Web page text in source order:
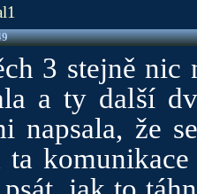
3 stejně nic
a ty další
napsala, že
ta